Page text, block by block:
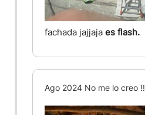
fachada jajjaja es flash.
Ago 2024 No me lo creo !!